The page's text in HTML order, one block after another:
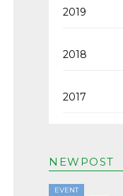
2019
2018
2017
NEWPOST
EVENT